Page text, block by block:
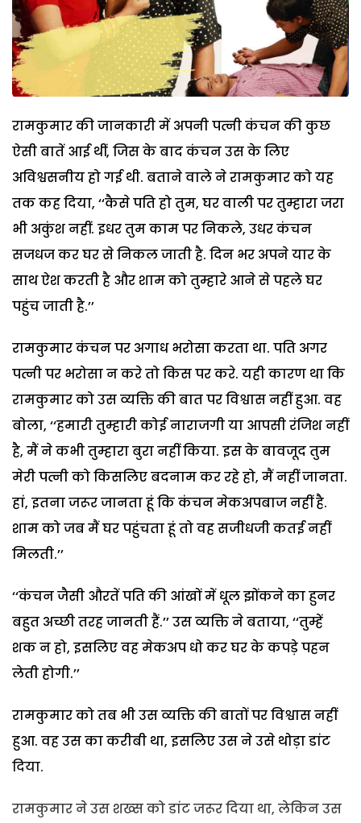
रामकुमार की जानकारी में अपनी पत्नी कंचन की कुछ
ऐसी बातें आई थीं, जिस के बाद कंचन उस के लिए
अविश्वसनीय हो गई थी. बताने वाले ने रामकुमार को यह
तक कह दिया, ‘‘कैसे पति हो तुम, घर वाली पर तुम्हारा जरा
भी अकुंश नहीं. इधर तुम काम पर निकले, उधर कंचन
सजधज कर घर से निकल जाती है. दिन भर अपने यार के
साथ ऐश करती है और शाम को तुम्हारे आने से पहले घर
पहुंच जाती है.’’
रामकुमार कंचन पर अगाध भरोसा करता था. पति अगर
पत्नी पर भरोसा न करे तो किस पर करे. यही कारण था कि
रामकुमार को उस व्यक्ति की बात पर विश्वास नहीं हुआ. वह
बोला, ‘‘हमारी तुम्हारी कोई नाराजगी या आपसी रंजिश नहीं
है, मैं ने कभी तुम्हारा बुरा नहीं किया. इस के बावजूद तुम
मेरी पत्नी को किसलिए बदनाम कर रहे हो, मैं नहीं जानता.
हां, इतना जरूर जानता हूं कि कंचन मेकअपबाज नहीं है.
शाम को जब मैं घर पहुंचता हूं तो वह सजीधजी कतई नहीं
मिलती.’’
‘‘कंचन जैसी औरतें पति की आंखों में धूल झोंकने का हुनर
बहुत अच्छी तरह जानती हैं.’’ उस व्यक्ति ने बताया, ‘‘तुम्हें
शक न हो, इसलिए वह मेकअप धो कर घर के कपड़े पहन
लेती होगी.’’
रामकुमार को तब भी उस व्यक्ति की बातों पर विश्वास नहीं
हुआ. वह उस का करीबी था, इसलिए उस ने उसे थोड़ा डांट
दिया.
रामकुमार ने उस शख्स को डांट जरूर दिया था, लेकिन उस